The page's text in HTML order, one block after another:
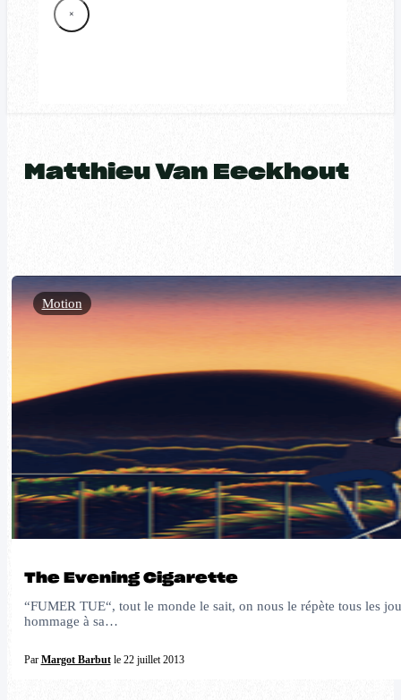
×
Matthieu Van Eeckhout
The Evening Cigarette
“FUMER TUE“, tout le monde le sait, on nous le répète tous les
hommage à sa…
Par Margot Barbutle 22 juillet 2013
Motion